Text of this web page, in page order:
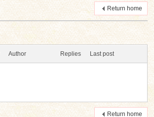
Return home
Author Replies Last post
Return home